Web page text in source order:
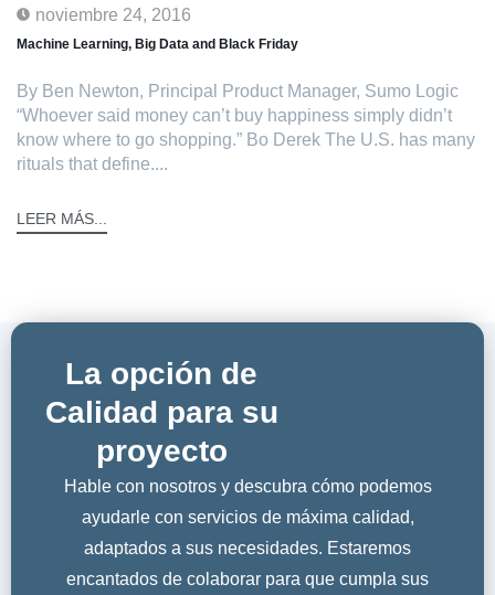
noviembre 24, 2016
Machine Learning, Big Data and Black Friday
By Ben Newton, Principal Product Manager, Sumo Logic
“Whoever said money can’t buy happiness simply didn’t
know where to go shopping.” Bo Derek The U.S. has many
rituals that define....
LEER MÁS...
La opción de
Calidad para su
proyecto
Hable con nosotros y descubra cómo podemos
ayudarle con servicios de máxima calidad,
adaptados a sus necesidades. Estaremos
encantados de colaborar para que cumpla sus